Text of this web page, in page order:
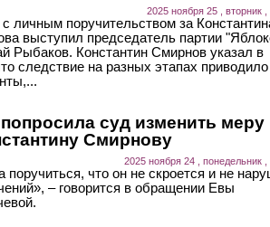
2025 ноября 25 , вторник ,
личным поручительством за
выступил председатель партии
Рыбаков. Константин Смирнов указал в
следствие на разных этапах приводило
суд изменить меру
Смирнову
2025 ноября 24 , понедельник ,
поручиться, что он не скроется и не
– говорится в обращении Евы